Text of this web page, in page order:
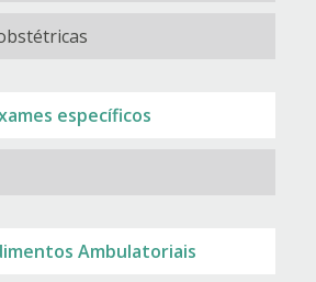
específicos
Ambulatoriais